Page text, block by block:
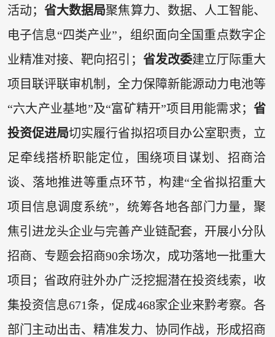
活动；省大数据局聚焦算力、数据、人工智能、
电子信息“四类产业”，组织面向全国重点数字企
业精准对接、靶向招引； 省发改委建立厅际重大
项目联评联审机制，全力保障新能源动力电池等
“六大产业基地”及“富矿精开”项目用能需求； 省
投资促进局切实履行省拟招项目办公室职责，立
足牵线搭桥职能定位，围绕项目谋划、招商洽
谈、落地推进等重点环节，构建“全省拟招重大
项目信息调度系统”，统筹各地各部门力量，聚
焦引进龙头企业与完善产业链配套，开展小分队
招商、专题会招商90余场次，成功落地一批重大
项目；省政府驻外办广泛挖掘潜在投资线索，收
集投资信息671条，促成468家企业来黔考察。各
部门主动出击、精准发力、协同作战，形成招商